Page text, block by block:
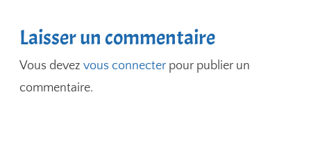
Laisser un commentaire
Vous devezvous connecterpour publier un
commentaire.